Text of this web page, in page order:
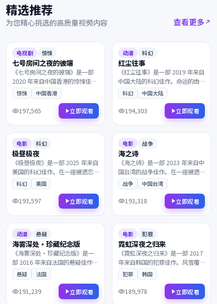
精选推荐
为您精心挑选的高质量视频内容 查看更多
7.0
电视剧 惊悚
七号房间之夜的彼端
《七号房间之夜的彼端》是一部
2020 年来自中国香港的惊悚佳
作。当现实与回忆的界限渐渐模
糊，一群孤独的旅人在终点的小
酒馆相遇。镜头语言细腻动人，
配乐与画面相得益彰，影迷不容
错过。
惊悚 中国香港
197,565 立即观看
6.5
动漫 科幻
红尘往事
《红尘往事》是一部 2019 年来自
中国大陆的科幻佳作。命运的齿
轮在午夜悄然转动，一封匿名信
打乱了原本平静的生活。镜头语
言细腻动人，配乐与画面相得益
彰，影迷不容错过。
科幻 中国大陆
194,303 立即观看
7.8
电影 科幻
极昼极夜
《极昼极夜》是一部 2025 年来自
美国的科幻佳作。在一座被遗忘
的小城里，一个普通人意外卷入
了跨国阴谋的中心。镜头语言细
腻动人，配乐与画面相得益彰，
科幻 美国
193,597 立即观看
8.3
电影 战争
海之诗
《海之诗》是一部 2023 年来自中
国台湾的战争佳作。在一座被遗
忘的小城里，一群孤独的旅人在
终点的小酒馆相遇。凭借出色的
剧本与表演获得多项国际奖项提
名，影迷不容错过。
战争 中国台湾
193,318 立即观看
8.0
动漫 悬疑
海雾深处·珍藏纪念版
《海雾深处·珍藏纪念版》是一
部 2016 年来自法国的悬疑佳作。
在二战末期的欧洲战场，一段尘
封多年的往事被缓缓揭开。镜头
语言细腻动人，配乐与画面相得
益彰，影迷不容错过。
悬疑 法国
191,239 立即观看
7.4
电影 犯罪
霓虹深夜之归来
《霓虹深夜之归来》是一部 2017
年来自韩国的犯罪佳作。风雪覆
盖了北纬零度的边境，理想与现
实在一次次抉择中互相拉扯。叙
事节奏张弛有度，演员表演收放
自如，影迷不容错过。
犯罪 韩国
189,978 立即观看